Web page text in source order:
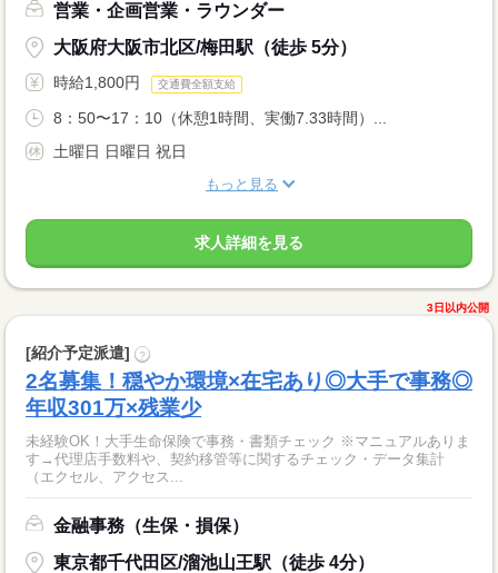
営業・企画営業・ラウンダー
大阪府大阪市北区/梅田駅（徒歩 5分）
時給1,800円 交通費全額支給
8：50〜17：10（休憩1時間、実働7.33時間）...
土曜日 日曜日 祝日
もっと見る
求人詳細を見る
3日以内公開
[紹介予定派遣] ?
2名募集！穏やか環境×在宅あり◎大手で事務◎
年収301万×残業少
未経験OK！大手生命保険で事務・書類チェック ※マニュアルありま
す→代理店手数料や、契約移管等に関するチェック・データ集計
（エクセル、アクセス...
金融事務（生保・損保）
東京都千代田区/溜池山王駅（徒歩 4分）